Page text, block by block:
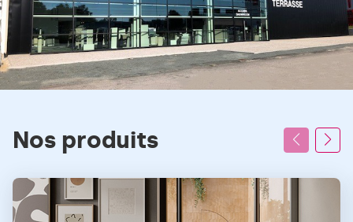
carrelage
Nos produits